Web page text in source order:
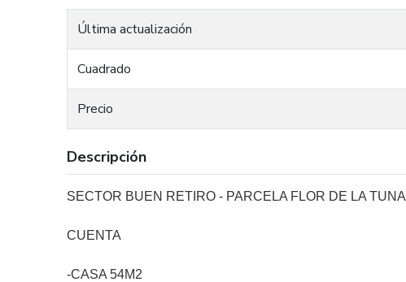
Última actualización
Cuadrado
Precio
Descripción
SECTOR BUEN RETIRO - PARCELA FLOR DE LA TUNA
CUENTA
-CASA 54M2